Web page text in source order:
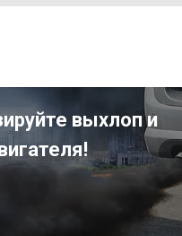
выхлоп и